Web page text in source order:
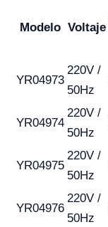
Modelo Voltaje
YR04973
220V /
50Hz
YR04974
220V /
50Hz
YR04975
220V /
50Hz
YR04976
220V /
50Hz